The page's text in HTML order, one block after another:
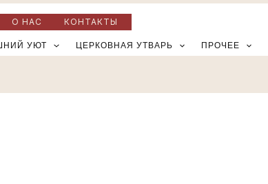
О НАС КОНТАКТЫ
УЮТ ЦЕРКОВНАЯ УТВАРЬ ПРОЧЕЕ